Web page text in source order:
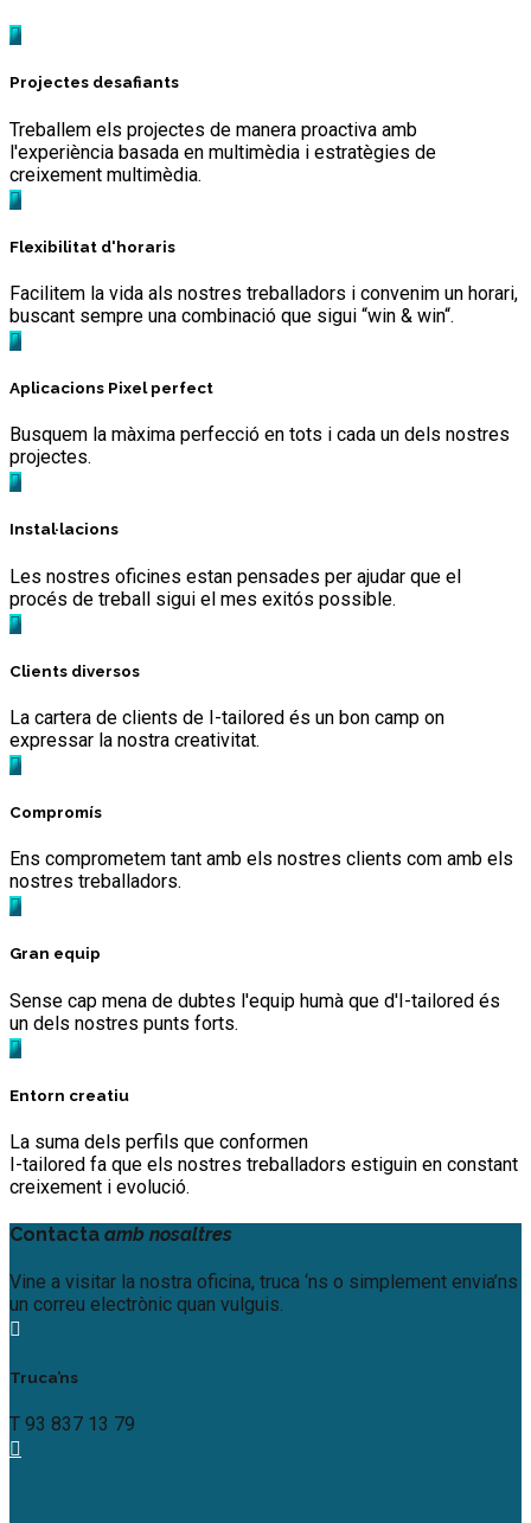
Projectes desafiants
Treballem els projectes de manera proactiva amb
l'experiència basada en multimèdia i estratègies de
creixement multimèdia.
Flexibilitat d'horaris
Facilitem la vida als nostres treballadors i convenim un horari,
buscant sempre una combinació que sigui “win & win“.
Aplicacions Pixel perfect
Busquem la màxima perfecció en tots i cada un dels nostres
projectes.
Instal·lacions
Les nostres oficines estan pensades per ajudar que el
procés de treball sigui el mes exitós possible.
Clients diversos
La cartera de clients de I-tailored és un bon camp on
expressar la nostra creativitat.
Compromís
Ens comprometem tant amb els nostres clients com amb els
nostres treballadors.
Gran equip
Sense cap mena de dubtes l'equip humà que d'I-tailored és
un dels nostres punts forts.
Entorn creatiu
La suma dels perfils que conformen
I-tailored fa que els nostres treballadors estiguin en constant
creixement i evolució.
Contacta amb nosaltres
Vine a visitar la nostra oficina, truca ‘ns o simplement envia’ns
un correu electrònic quan vulguis.
Truca’ns
T 93 837 13 79